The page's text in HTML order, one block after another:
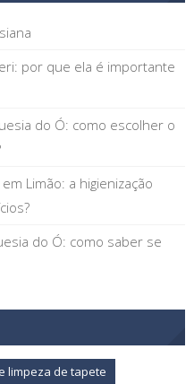
por que ela é importante
do Ó: como escolher o
Limão: a higienização
do Ó: como saber se
limpeza de tapete